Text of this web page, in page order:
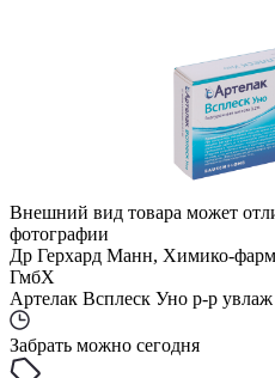
Внешний вид товара может
фотографии
Др Герхард Манн, Химико-
ГмбХ
Артелак Всплеск Уно р-р увлаж
Забрать можно сегодня